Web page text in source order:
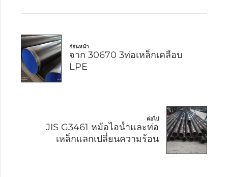
ก่อนหน้า
จาก 30670 3ท่อเหล็กเคลือบ
LPE
ต่อไป
JIS G3461 หม้อไอน้ำและท่อ
เหล็กแลกเปลี่ยนความร้อน